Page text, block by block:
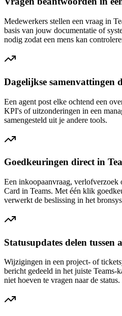
Medewerkers stellen een vraag in
basis van jouw documentatie of
nodig zodat een mens kan
Dagelijkse samenvattingen
Een agent post elke ochtend een
KPI's of uitzonderingen in een
samengesteld uit je andere tools.
Goedkeuringen direct in
Een inkoopaanvraag,
Card in Teams. Met één klik
verwerkt de beslissing in het
Statusupdates delen tussen
Wijzigingen in een project- of
bericht gedeeld in het juiste Teams-
niet hoeven te vragen naar de status.